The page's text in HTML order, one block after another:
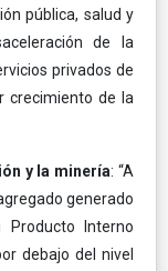
pública, salud y
de la
privados de
crecimiento de la
y la minería: “A
generado
Interno
debajo del nivel